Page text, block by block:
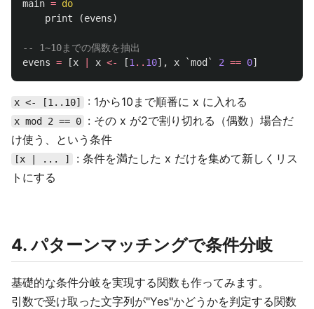
main = do
print
(evens)
-- 1~10までの偶数を抽出
evens = [x x <- [1 .. 10], x `mod ` 2 == 0]
x <- [1..10] : 1から10まで順番に x に入れる
x mod 2 == 0
: その x が2で割り切れる（偶数）場合だ
け使う、という条件
[x | ... ]
: 条件を満たした x だけを集めて新しくリス
トにする
4. パターンマッチングで条件分岐
基礎的な条件分岐を実現する関数も作ってみます。
引数で受け取った文字列が"Yes"かどうかを判定する関数